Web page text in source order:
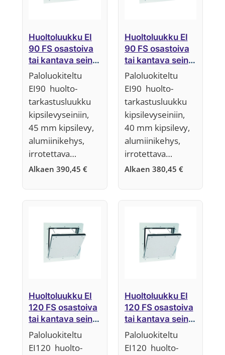
Huoltoluukku EI
90 FS osastoiva
tai kantava seinä,
45 mm,
Järjestelmä F5
Paloluokiteltu
EI90 huolto-
tarkastusluukku
kipsilevyseiniin,
45 mm kipsilevy,
alumiinikehys,
irrotettava…
Alkaen 390,45 €
Huoltoluukku EI
90 FS osastoiva
tai kantava seinä,
40 mm,
Järjestelmä F5
Paloluokiteltu
EI90 huolto-
tarkastusluukku
kipsilevyseiniin,
40 mm kipsilevy,
alumiinikehys,
irrotettava…
Alkaen 380,45 €
Huoltoluukku EI
120 FS osastoiva
tai kantava seinä,
40 mm,
Järjestelmä F5
Paloluokiteltu
EI120 huolto-
Huoltoluukku EI
120 FS osastoiva
tai kantava seinä,
45 mm,
Järjestelmä F5
Paloluokiteltu
EI120 huolto-